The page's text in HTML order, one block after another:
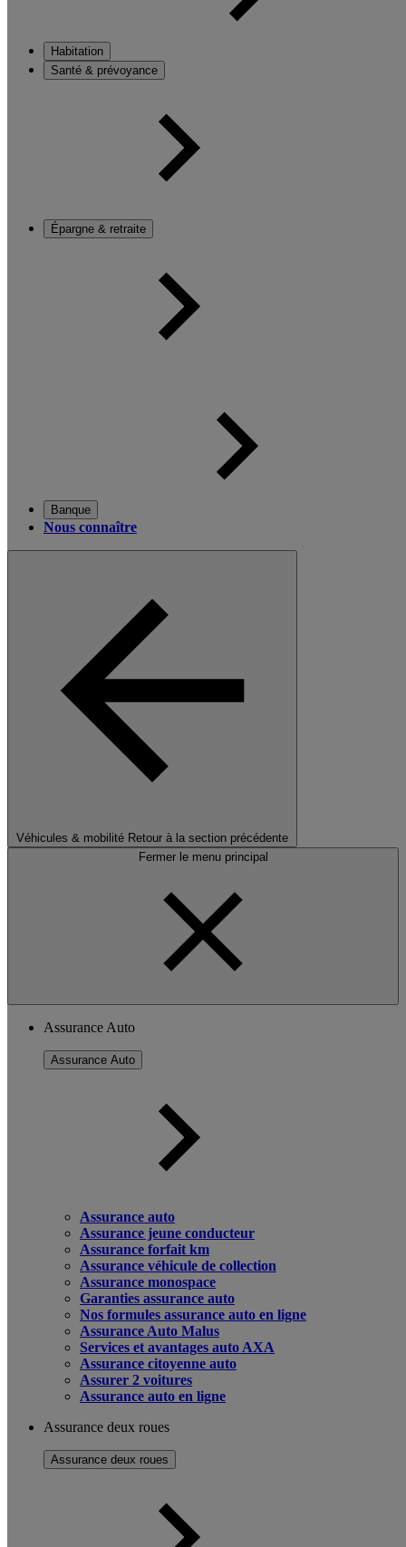
Habitation
Santé & prévoyance
Épargne & retraite
Banque
Nous connaître
Véhicules & mobilité Retour à la section précédente
Fermer le menu principal
Assurance Auto
Assurance Auto
Assurance auto
Assurance jeune conducteur
Assurance forfait km
Assurance véhicule de collection
Assurance monospace
Garanties assurance auto
Nos formules assurance auto en ligne
Assurance Auto Malus
Services et avantages auto AXA
Assurance citoyenne auto
Assurer 2 voitures
Assurance auto en ligne
Assurance deux roues
Assurance deux roues